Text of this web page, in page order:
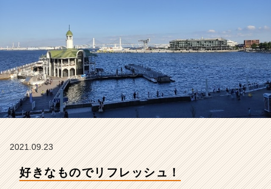
タ
イ
ム
ラ
イ
ン】
ャ
2021.09.23
好きなものでリフレッシュ！